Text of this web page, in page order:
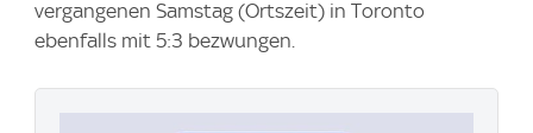
vergangenen Samstag (Ortszeit) in Toronto
ebenfalls mit 5:3 bezwungen.